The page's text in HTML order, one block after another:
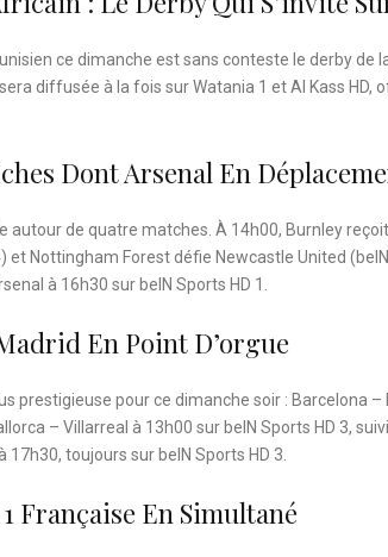
ce dimanche est sans conteste le derby de
diffusée à la fois sur Watania 1 et Al Kass
Dont Arsenal En
autour de quatre matches. À 14h00, Burnley
et Nottingham Forest défie Newcastle United
à 16h30 sur beIN Sports HD 1.
En Point D’orgue
prestigieuse pour ce dimanche soir : Barcelona
– Villarreal à 13h00 sur beIN Sports HD 3,
toujours sur beIN Sports HD 3.
Française En Simultané